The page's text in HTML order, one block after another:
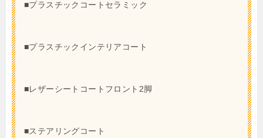
■プラスチックコートセラミック
■プラスチックインテリアコート
■レザーシートコートフロント2脚
■ステアリングコート